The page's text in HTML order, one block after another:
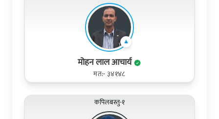
मोहन लाल आचार्य
मत:- ३४१४८
कपिलबस्तु-१